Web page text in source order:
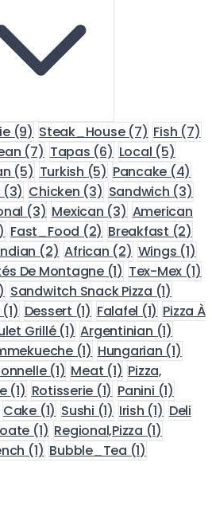
(9) Steak_House (7) Fish (7)
(7) Tapas (6) Local (5)
(5) Turkish (5) Pancake (4)
(3) Chicken (3) Sandwich (3)
(3) Mexican (3) American
Fast_Food (2) Breakfast (2)
(2) African (2) Wings (1)
De Montagne (1) Tex-Mex (1)
Sandwitch Snack Pizza (1)
(1) Dessert (1) Falafel (1) Pizza À
Grillé (1) Argentinian (1)
(1) Hungarian (1)
(1) Meat (1) Pizza,
(1) Rotisserie (1) Panini (1)
Cake (1) Sushi (1) Irish (1) Deli
(1) Regional,Pizza (1)
(1) Bubble_Tea (1)